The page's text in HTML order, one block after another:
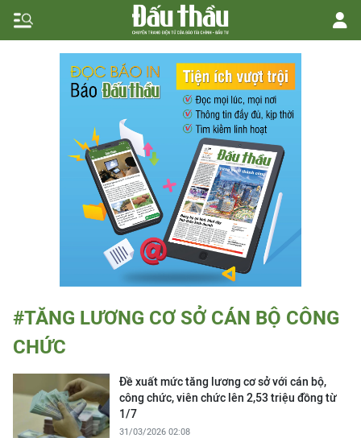
#TĂNG LƯƠNG CƠ SỞ CÁN BỘ CÔNG
CHỨC
Đề xuất mức tăng lương cơ sở với cán bộ,
công chức, viên chức lên 2,53 triệu đồng từ
1/7
31/03/2026 02:08